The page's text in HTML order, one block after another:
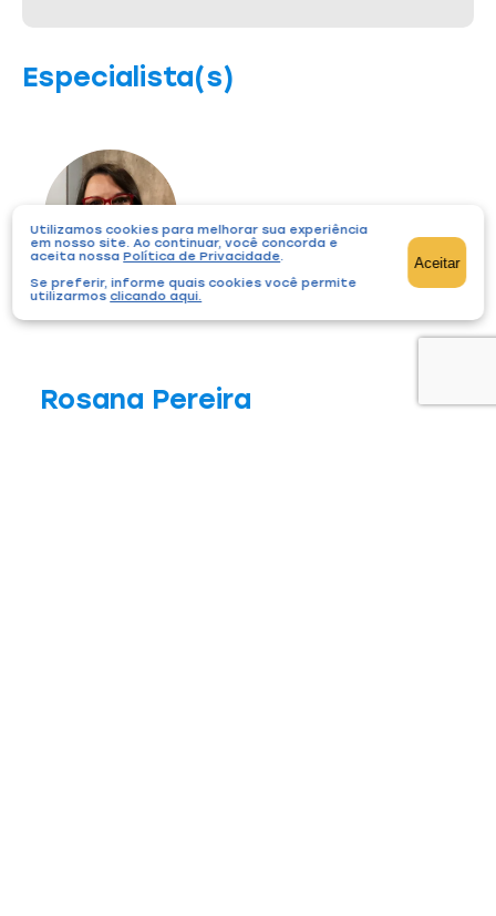
Utilizamos cookies para melhorar sua experiência
em nosso site. Ao continuar, você concorda e
aceita nossaPolítica de Privacidade.
Se preferir, informe quais cookies você permite
utilizarmosclicando aqui.
Aceitar
Especialista(s)
Rosana Pereira